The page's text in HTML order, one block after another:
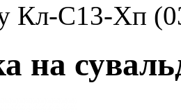
Кл-С13-Хп
на